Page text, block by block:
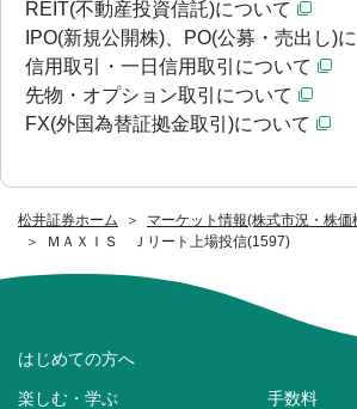
松井証券ホーム
マーケット情報(株式市況・株価
ＭＡＸＩＳ Ｊリート上場投信(1597)
REIT(不動産投資信託)について
IPO(新規公開株)、PO(公募・売出し)
信用取引・一日信用取引について
先物・オプション取引について
FX(外国為替証拠金取引)について
はじめての方へ
楽しむ・学ぶ 手数料